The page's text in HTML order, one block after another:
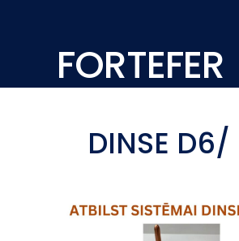
FORTEFER
DINSE D6/